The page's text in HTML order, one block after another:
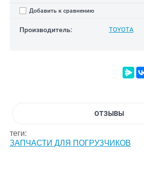
Добавить к сравнению
Производитель: TOYOTA
ОТЗЫВЫ
теги:
ЗАПЧАСТИ ДЛЯ ПОГРУЗЧИКОВ